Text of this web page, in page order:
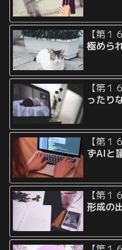
【第１
極めら
【第１
ったり
【第１
ずAIと
【第１
形成の